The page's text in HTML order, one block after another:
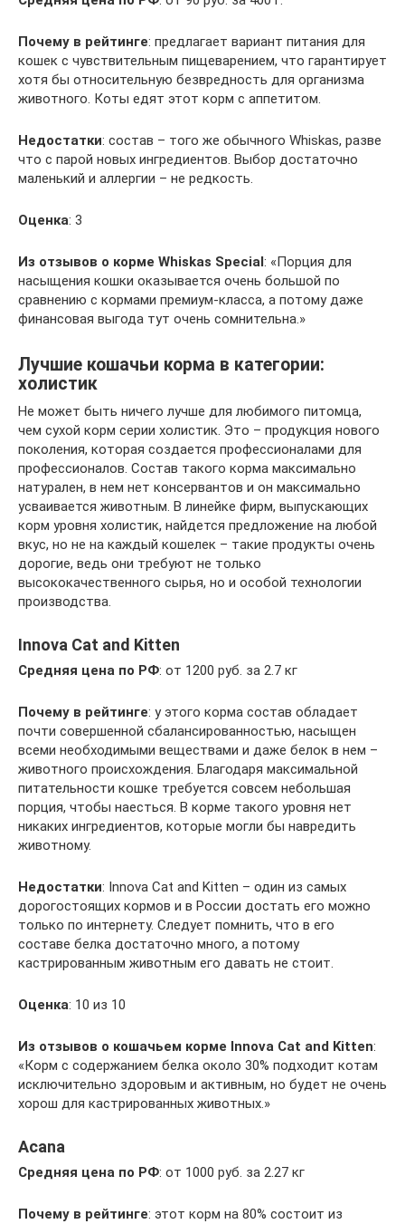
Почему в рейтинге: предлагает вариант питания для
кошек с чувствительным пищеварением, что гарантирует
хотя бы относительную безвредность для организма
животного. Коты едят этот корм с аппетитом.
Недостатки: состав – того же обычного Whiskas, разве
что с парой новых ингредиентов. Выбор достаточно
маленький и аллергии – не редкость.
Оценка: 3
Из отзывов о корме Whiskas Special: «Порция для
насыщения кошки оказывается очень большой по
сравнению с кормами премиум-класса, а потому даже
финансовая выгода тут очень сомнительна.»
Лучшие кошачьи корма в категории:
холистик
Не может быть ничего лучше для любимого питомца,
чем сухой корм серии холистик. Это – продукция нового
поколения, которая создается профессионалами для
профессионалов. Состав такого корма максимально
натурален, в нем нет консервантов и он максимально
усваивается животным. В линейке фирм, выпускающих
корм уровня холистик, найдется предложение на любой
вкус, но не на каждый кошелек – такие продукты очень
дорогие, ведь они требуют не только
высококачественного сырья, но и особой технологии
производства.
Innova Cat and Kitten
Средняя цена по РФ: от 1200 руб. за 2.7 кг
Почему в рейтинге: у этого корма состав обладает
почти совершенной сбалансированностью, насыщен
всеми необходимыми веществами и даже белок в нем –
животного происхождения. Благодаря максимальной
питательности кошке требуется совсем небольшая
порция, чтобы наесться. В корме такого уровня нет
никаких ингредиентов, которые могли бы навредить
животному.
Недостатки: Innova Cat and Kitten – один из самых
дорогостоящих кормов и в России достать его можно
только по интернету. Следует помнить, что в его
составе белка достаточно много, а потому
кастрированным животным его давать не стоит.
Оценка: 10 из 10
Из отзывов о кошачьем корме Innova Cat and Kitten:
«Корм с содержанием белка около 30% подходит котам
исключительно здоровым и активным, но будет не очень
хорош для кастрированных животных.»
Acana
Средняя цена по РФ: от 1000 руб. за 2.27 кг
Почему в рейтинге: этот корм на 80% состоит из